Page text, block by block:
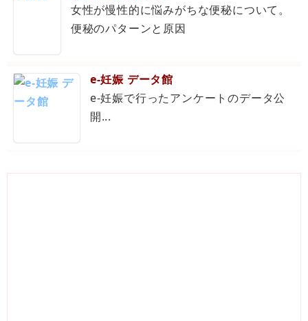
女性が慢性的に悩みがちな便秘について。
便秘のパターンと原因
e-妊娠 データ館
e-妊娠で行ったアンケートのデータ公
開...